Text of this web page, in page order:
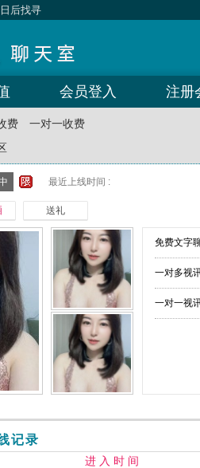
后找寻
会员登入 注册
费
一对一收费
最近上线时间 :
送礼
免费文字
一对多视
一对一视
记录
进 入 时 间